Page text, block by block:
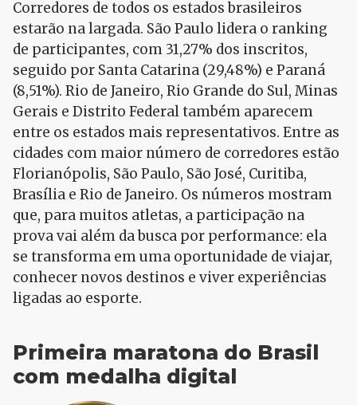
Corredores de todos os estados brasileiros
estarão na largada. São Paulo lidera o ranking
de participantes, com 31,27% dos inscritos,
seguido por Santa Catarina (29,48%) e Paraná
(8,51%). Rio de Janeiro, Rio Grande do Sul, Minas
Gerais e Distrito Federal também aparecem
entre os estados mais representativos. Entre as
cidades com maior número de corredores estão
Florianópolis, São Paulo, São José, Curitiba,
Brasília e Rio de Janeiro. Os números mostram
que, para muitos atletas, a participação na
prova vai além da busca por performance: ela
se transforma em uma oportunidade de viajar,
conhecer novos destinos e viver experiências
ligadas ao esporte.
Primeira maratona do Brasil
com medalha digital